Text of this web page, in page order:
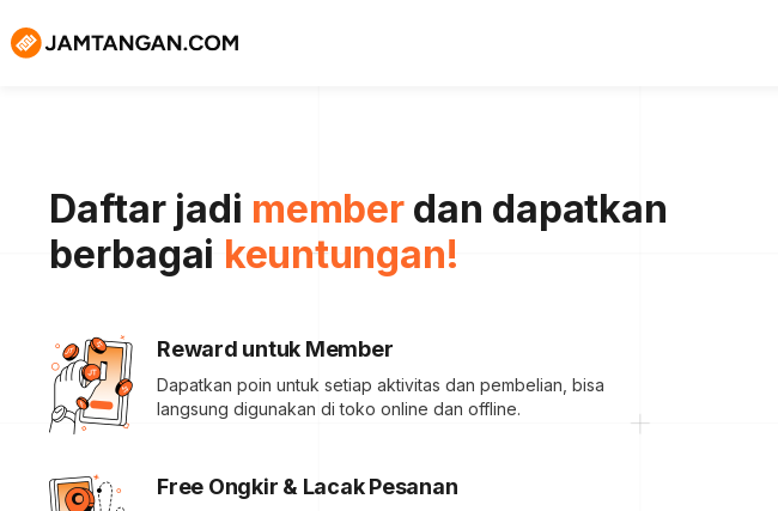
Daftar jadi member dan dapatkan
berbagai keuntungan!
Reward untuk Member
Dapatkan poin untuk setiap aktivitas dan pembelian, bisa
langsung digunakan di toko online dan offline.
Free Ongkir & Lacak Pesanan